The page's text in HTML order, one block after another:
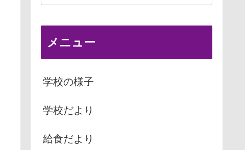
メニュー
学校の様子
学校だより
給食だより